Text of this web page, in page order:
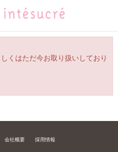
くはただ今お取り扱いしており
会社概要 採用情報